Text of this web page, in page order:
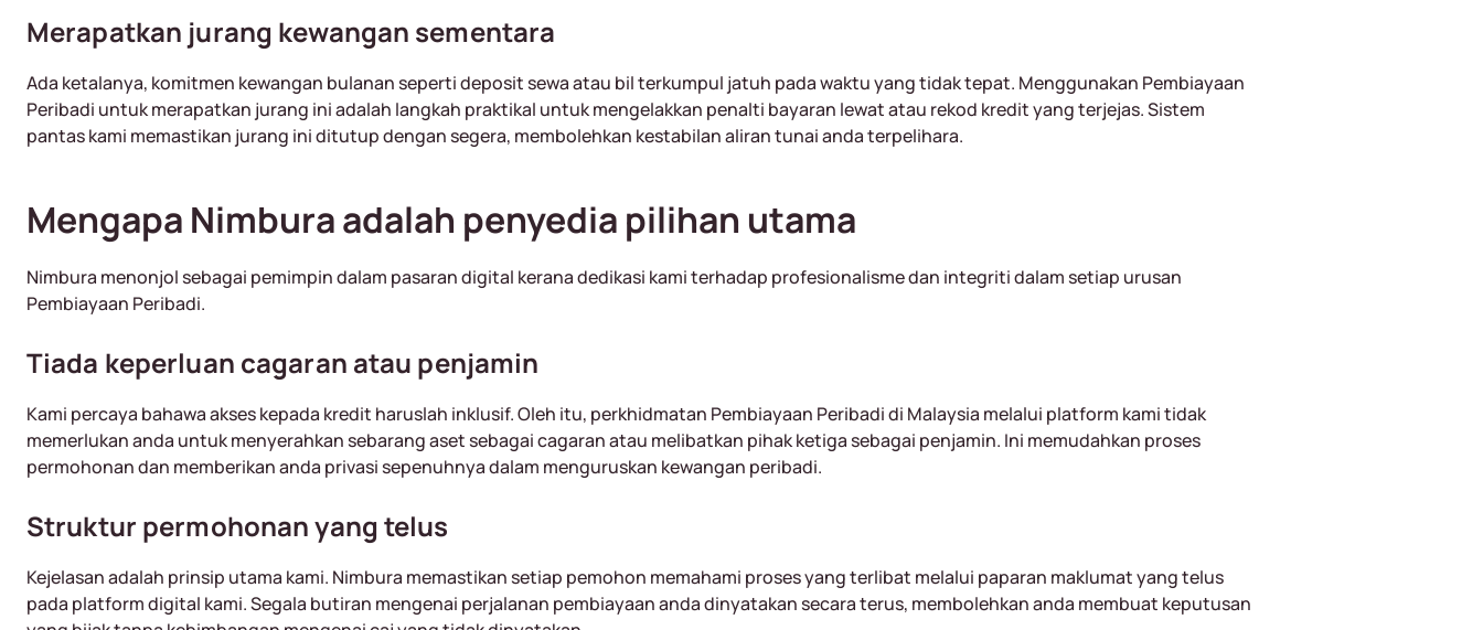
Merapatkan jurang kewangan sementara
Ada ketalanya, komitmen kewangan bulanan seperti deposit sewa atau bil terkumpul jatuh pada waktu yang tidak tepat. Menggunakan Pembiayaan
Peribadi untuk merapatkan jurang ini adalah langkah praktikal untuk mengelakkan penalti bayaran lewat atau rekod kredit yang terjejas. Sistem
pantas kami memastikan jurang ini ditutup dengan segera, membolehkan kestabilan aliran tunai anda terpelihara.
Mengapa Nimbura adalah penyedia pilihan utama
Nimbura menonjol sebagai pemimpin dalam pasaran digital kerana dedikasi kami terhadap profesionalisme dan integriti dalam setiap urusan
Pembiayaan Peribadi.
Tiada keperluan cagaran atau penjamin
Kami percaya bahawa akses kepada kredit haruslah inklusif. Oleh itu, perkhidmatan Pembiayaan Peribadi di Malaysia melalui platform kami tidak
memerlukan anda untuk menyerahkan sebarang aset sebagai cagaran atau melibatkan pihak ketiga sebagai penjamin. Ini memudahkan proses
permohonan dan memberikan anda privasi sepenuhnya dalam menguruskan kewangan peribadi.
Struktur permohonan yang telus
Kejelasan adalah prinsip utama kami. Nimbura memastikan setiap pemohon memahami proses yang terlibat melalui paparan maklumat yang telus
pada platform digital kami. Segala butiran mengenai perjalanan pembiayaan anda dinyatakan secara terus, membolehkan anda membuat keputusan